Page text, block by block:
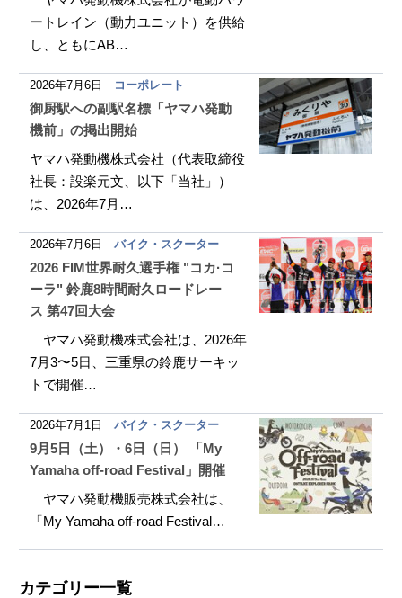
ートレイン（動力ユニット）を供給
し、ともにAB…
2026年7月6日 コーポレート
御厨駅への副駅名標「ヤマハ発動
機前」の掲出開始
ヤマハ発動機株式会社（代表取締役
社長：設楽元文、以下「当社」）
は、2026年7月…
2026年7月6日 バイク・スクーター
2026 FIM世界耐久選手権 "コカ·コ
ーラ" 鈴鹿8時間耐久ロードレー
ス 第47回大会
ヤマハ発動機株式会社は、2026年
7月3〜5日、三重県の鈴鹿サーキッ
トで開催…
2026年7月1日 バイク・スクーター
9月5日（土）・6日（日） 「My
Yamaha off-road Festival」開催
ヤマハ発動機販売株式会社は、
「My Yamaha off-road Festival…
カテゴリー一覧